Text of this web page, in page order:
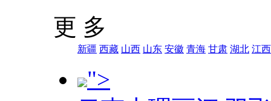
更 多
新疆 西藏 山西 山东 安徽 青海 甘肃 湖北 江西
">